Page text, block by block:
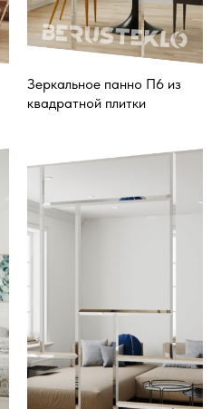
Зеркальное панно П6 из
квадратной плитки
967-84-24
58
info@berusteklo.ru